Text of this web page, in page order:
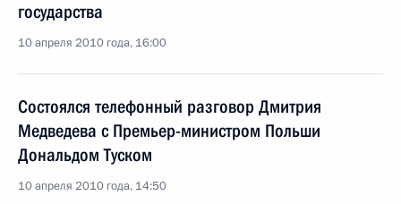
государства
10 апреля 2010 года, 16:00
Состоялся телефонный разговор Дмитрия
Медведева с Премьер-министром Польши
Дональдом Туском
10 апреля 2010 года, 14:50